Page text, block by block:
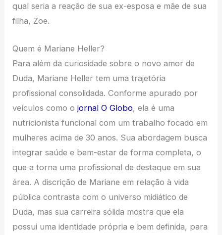
qual seria a reação de sua ex-esposa e mãe de sua
filha, Zoe.
Quem é Mariane Heller?
Para além da curiosidade sobre o novo amor de
Duda, Mariane Heller tem uma trajetória
profissional consolidada. Conforme apurado por
veículos como ojornal O Globo, ela é uma
nutricionista funcional com um trabalho focado em
mulheres acima de 30 anos. Sua abordagem busca
integrar saúde e bem-estar de forma completa, o
que a torna uma profissional de destaque em sua
área. A discrição de Mariane em relação à vida
pública contrasta com o universo midiático de
Duda, mas sua carreira sólida mostra que ela
possui uma identidade própria e bem definida, para